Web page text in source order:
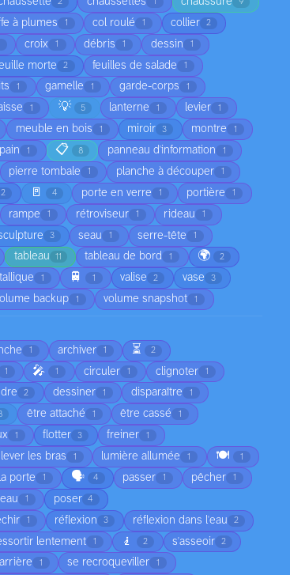
2 1 9
à plumes 1 col roulé 1 collier 2
croix 1 débris 1 dessin 1
morte 2 feuilles de salade 1
1 gamelle 1 garde-corps 1
1 💡 5 lanterne 1 levier 1
meuble en bois 1 miroir 3 montre 1
pain 1 📋 8 panneau d'information 1
pierre tombale 1 planche à découper 1
2 🚪 4 porte en verre 1 portière 1
rampe 1 rétroviseur 1 rideau 1
3 seau 1 serre-tête 1
tableau 11 tableau de bord 1 🌍 2
1 🚆 1 valise 2 vase 3
backup 1 volume snapshot 1
1 archiver 1 ⏳ 2
1 🎤 1 circuler 1 clignoter 1
2 dessiner 1 disparaître 1
être attaché 1 être cassé 1
1 flotter 3 freiner 1
lever les bras 1 lumière allumée 1 🍽️ 1
porte 1 🗣️ 4 passer 1 pêcher 1
1 poser 4
1 réflexion 3 réflexion dans l'eau 2
lentement 1 🧎 2 s'asseoir 2
1 se recroqueviller 1